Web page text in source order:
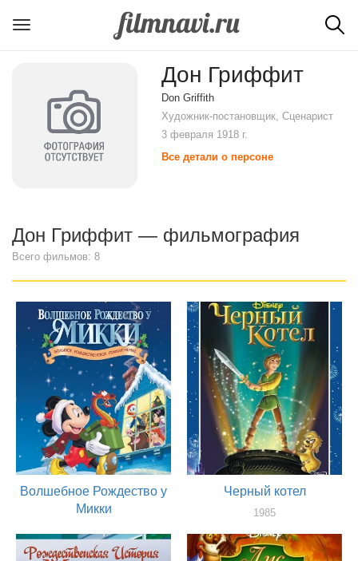
Дон Гриффит
Don Griffith
Художник-постановщик, Сценарист
3 февраля 1918 г.
Все детали о персоне
Дон Гриффит — фильмография
Всего фильмов: 8
Волшебное Рождество у
Микки
художник, сценарист
Черный котел
1985